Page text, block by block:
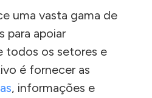
uma vasta gama de
para apoiar
todos os setores e
é fornecer as
, informações e